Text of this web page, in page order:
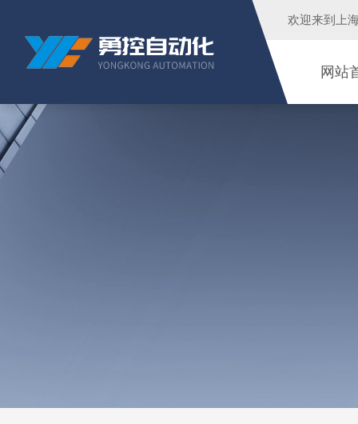
欢迎来到 上
网站